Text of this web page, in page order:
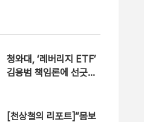
청와대, ‘레버리지 ETF’
김용범 책임론에 선긋기,
[천상철의 리포트]“몸보